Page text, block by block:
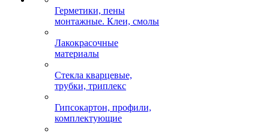
Герметики, пены
монтажные. Клеи, смолы
Лакокрасочные
материалы
Стекла кварцевые,
трубки, триплекс
Гипсокартон, профили,
комплектующие